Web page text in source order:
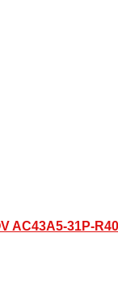
AC43A5-31P-